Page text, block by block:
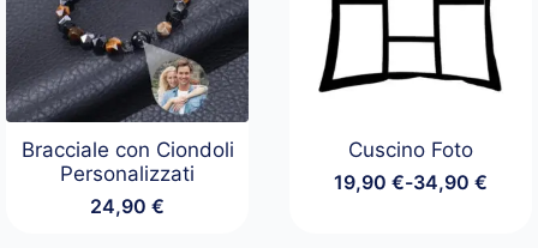
Bracciale con Ciondoli
Personalizzati
24,90€
Cuscino Foto
19,90 €-34,90 €
Fascia